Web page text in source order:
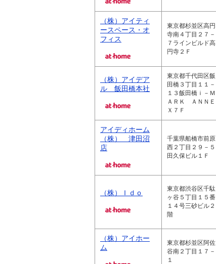
（株）アイティ
ースペース・オ
フィス
東京都杉並区高円
寺南４丁目２７－
７ラインビルド高
円寺２Ｆ
（株）アイデア
ル 飯田橋本社
東京都千代田区飯
田橋３丁目１１－
１３飯田橋ｉ－Ｍ
ＡＲＫ ＡＮＮＥ
Ｘ７Ｆ
アイディホーム
（株） 津田沼
店
千葉県船橋市前原
西２丁目２９－５
田久保ビル１Ｆ
（株）Ｉｄｏ
東京都渋谷区千駄
ヶ谷５丁目１５番
１４号三砂ビル２
階
（株）アイホー
ム
東京都杉並区阿佐
谷南２丁目１７－
１